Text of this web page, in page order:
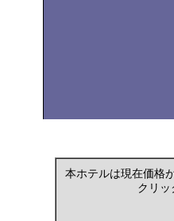
本ホテルは現在価格
クリッ